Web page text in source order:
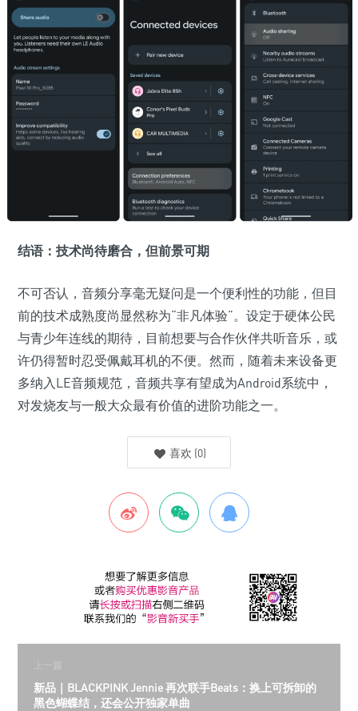
结语：技术尚待磨合，但前景可期
不可否认，音频分享毫无疑问是一个便利性的功能，但目
前的技术成熟度尚显然称为“非凡体验”。设定于硬体公民
与青少年连线的期待，目前想要与合作伙伴共听音乐，或
许仍得暂时忍受佩戴耳机的不便。然而，随着未来设备更
多纳入LE音频规范，音频共享有望成为Android系统中，
对发烧友与一般大众最有价值的进阶功能之一。
喜欢 (0)
上一篇
新品｜BLACKPINK Jennie 再次联手Beats：换上可拆卸的
黑色蝴蝶结，还会公开独家单曲